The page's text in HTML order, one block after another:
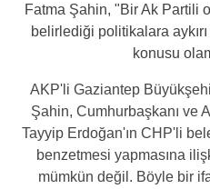
Fatma Şahin, "Bir Ak Partili
belirlediği politikalara
konusu
AKP'li Gaziantep
Şahin, Cumhurbaşkanı ve
Tayyip Erdoğan'ın CHP'li
benzetmesi yapmasına
mümkün değil. Böyle bir